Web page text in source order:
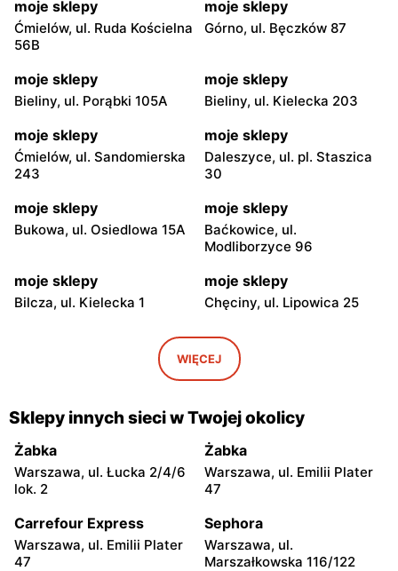
moje sklepy
Ćmielów, ul. Ruda Kościelna
56B
moje sklepy
Górno, ul. Bęczków 87
moje sklepy
Bieliny, ul. Porąbki 105A
moje sklepy
Bieliny, ul. Kielecka 203
moje sklepy
Ćmielów, ul. Sandomierska
243
moje sklepy
Daleszyce, ul. pl. Staszica
30
moje sklepy
Bukowa, ul. Osiedlowa 15A
moje sklepy
Baćkowice, ul.
Modliborzyce 96
moje sklepy
Bilcza, ul. Kielecka 1
moje sklepy
Chęciny, ul. Lipowica 25
Iwaniska, ul. Ujazdowska 5
moje sklepy
Bogoria, ul. Rynek 30
Gorzyce, ul. Szkolna 44 Grębów, ul. Wydrza 180
moje sklepy
Jadachy, ul. Jadachy 111
moje sklepy
Jeżowe, ul. Zalesie 77
Kazimierza Wielka, ul.
Kolejowa 15
Kamień, ul. Błonie 23
WIĘCEJ
Sklepy innych sieci w Twojej okolicy
Żabka
Warszawa, ul. Łucka 2/4/6
lok. 2
Żabka
Warszawa, ul. Emilii Plater
47
Carrefour Express
Warszawa, ul. Emilii Plater
47
Sephora
Warszawa, ul.
Marszałkowska 116/122